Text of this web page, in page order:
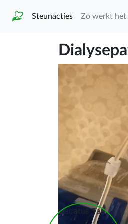
Steunacties Zo werkt het